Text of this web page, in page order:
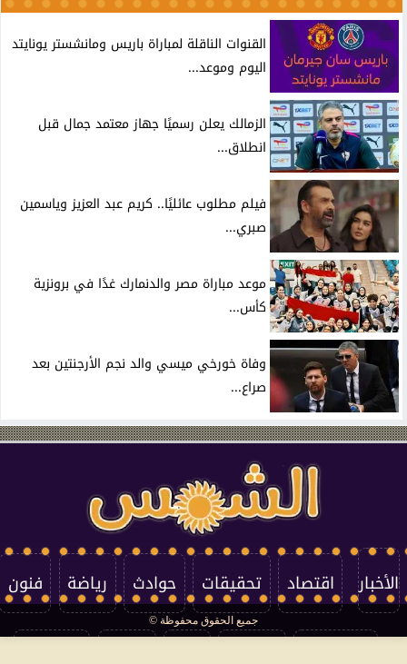
القنوات الناقلة لمباراة باريس ومانشستر يونايتد
اليوم وموعد...
الزمالك يعلن رسميًا جهاز معتمد جمال قبل
انطلاق...
فيلم مطلوب عائليًا.. كريم عبد العزيز وياسمين
صبري...
موعد مباراة مصر والدنمارك غدًا في برونزية
كأس...
وفاة خورخي ميسي والد نجم الأرجنتين بعد
صراع...
الأخبار اقتصاد تحقيقات حوادث رياضة فنون
جميع الحقوق محفوظة ©